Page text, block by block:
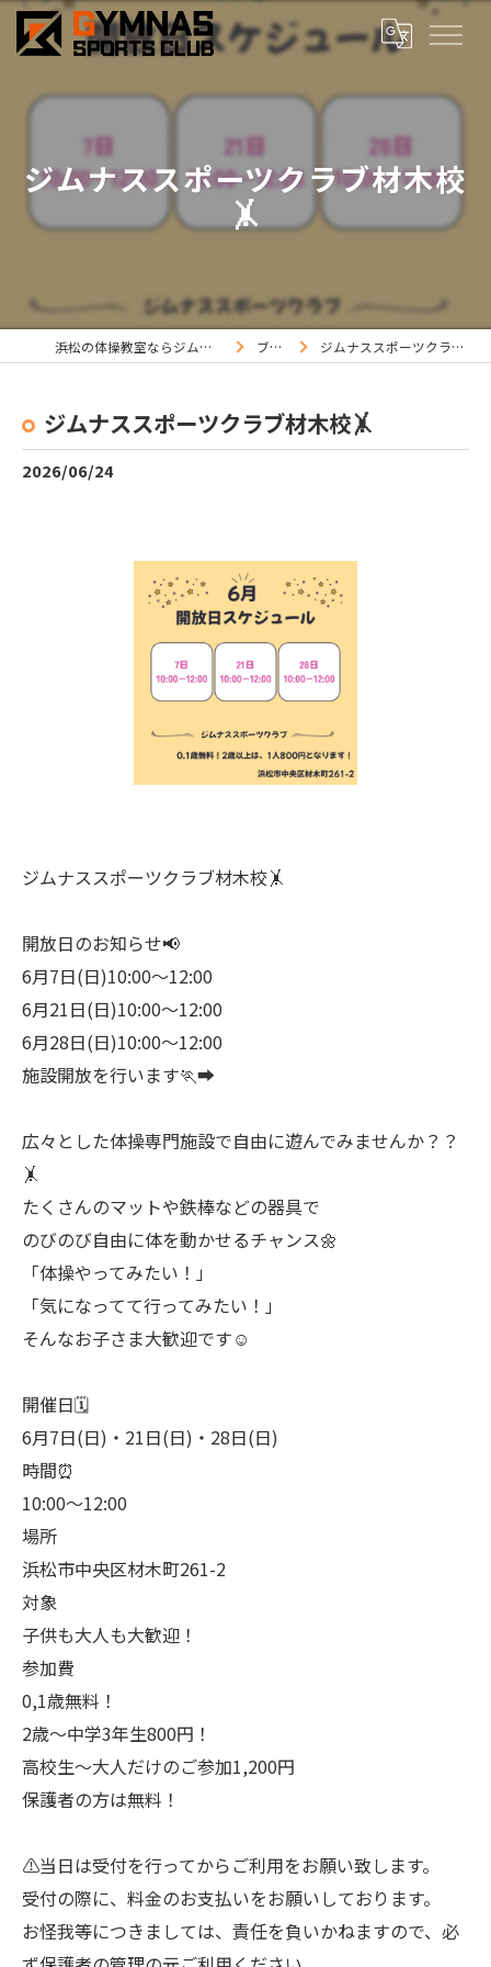
ジムナススポーツクラブ材木校
🤸
浜松の体操教室ならジムナススポーツ ブログ ジムナススポーツクラブ材木校🤸
ジムナススポーツクラブ材木校🤸
2026/06/24
ジムナススポーツクラブ材木校🤸
開放日のお知らせ📢
6月7日(日)10:00〜12:00
6月21日(日)10:00〜12:00
6月28日(日)10:00〜12:00
施設開放を行います🏃‍➡️
広々とした体操専門施設で自由に遊んでみませんか？？
🤸
たくさんのマットや鉄棒などの器具で
のびのび自由に体を動かせるチャンス🌼
「体操やってみたい！」
「気になってて行ってみたい！」
そんなお子さま大歓迎です☺️
開催日🗓️
6月7日(日)・21日(日)・28日(日)
時間⏰
10:00〜12:00
場所
浜松市中央区材木町261-2
対象
子供も大人も大歓迎！
参加費
0,1歳無料！
2歳〜中学3年生800円！
高校生〜大人だけのご参加1,200円
保護者の方は無料！
⚠️当日は受付を行ってからご利用をお願い致します。
受付の際に、料金のお支払いをお願いしております。
お怪我等につきましては、責任を負いかねますので、必